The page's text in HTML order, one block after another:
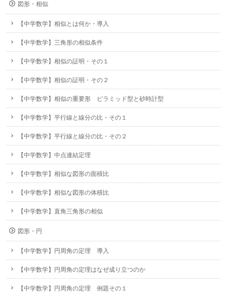
図形・相似
【中学数学】相似とは何か・導入
【中学数学】三角形の相似条件
【中学数学】相似の証明・その１
【中学数学】相似の証明・その２
【中学数学】相似の重要形 ピラミッド型と砂時計型
【中学数学】平行線と線分の比・その１
【中学数学】平行線と線分の比・その２
【中学数学】中点連結定理
【中学数学】相似な図形の面積比
【中学数学】相似な図形の体積比
【中学数学】直角三角形の相似
図形・円
【中学数学】円周角の定理 導入
【中学数学】円周角の定理はなぜ成り立つのか
【中学数学】円周角の定理 例題その１